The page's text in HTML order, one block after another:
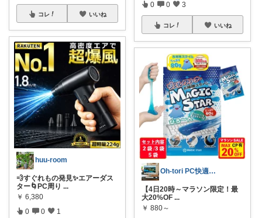
コレ いいね
huu-room
💨すぐれもの発見✨エアーダス
ター🌀PC周り ...
￥ 6,380
0 0 1
0 0 3
コレ いいね
Oh-tori PC快適空間
【4日20時～マラソン限定！最
大20%OF ...
￥ 880～